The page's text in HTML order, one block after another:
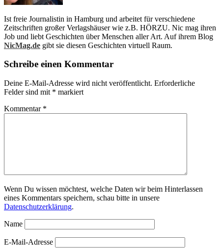
Ist freie Journalistin in Hamburg und arbeitet für verschiedene
Zeitschriften großer Verlagshäuser wie z.B. HÖRZU. Nic mag ihren
Job und liebt Geschichten über Menschen aller Art. Auf ihrem Blog
NicMag.de gibt sie diesen Geschichten virtuell Raum.
Schreibe einen Kommentar
Deine E-Mail-Adresse wird nicht veröffentlicht. Erforderliche
Felder sind mit * markiert
Kommentar *
Wenn Du wissen möchtest, welche Daten wir beim Hinterlassen
eines Kommentars speichern, schau bitte in unsere
Datenschutzerklärung.
Name
E-Mail-Adresse